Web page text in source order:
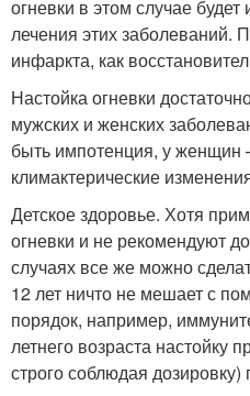
огневки в этом случае
лечения этих заболеваний.
инфаркта, как
Настойка огневки
мужских и женских
быть импотенция, у женщин
климактерические
Детское здоровье. Хотя
огневки и не рекомендуют
случаях все же можно
12 лет ничто не мешает с
порядок, например,
летнего возраста настойку
строго соблюдая дозировку)